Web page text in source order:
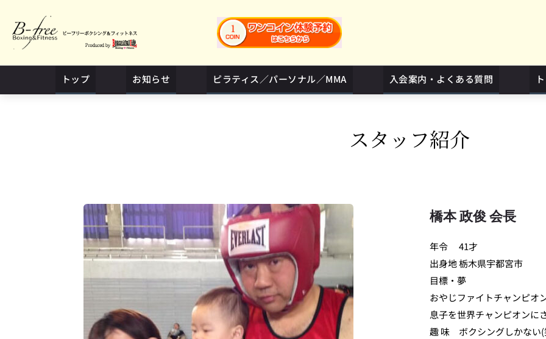
トップ お知らせ ピラティス／パーソナル／MMA 入会案内・よくある質問
スタッフ紹介
橋本 政俊 会長
年令	41才
出身地	栃木県宇都宮市
おやじファイトチャンピオ
息子を世界チャンピオンに
趣 味	ボクシングしかな